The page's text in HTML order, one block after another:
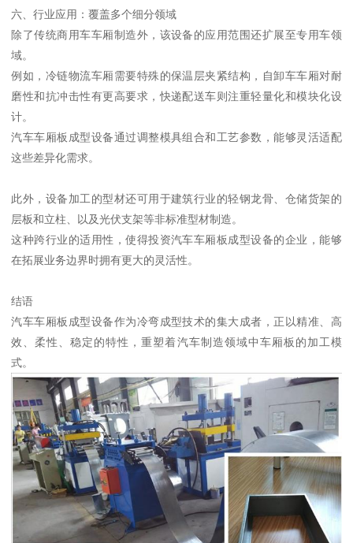
六、行业应用：覆盖多个细分领域
除了传统商用车车厢制造外，该设备的应用范围还扩展至专用车领
域。
例如，冷链物流车厢需要特殊的保温层夹紧结构，自卸车车厢对耐
磨性和抗冲击性有更高要求，快递配送车则注重轻量化和模块化设
计。
汽车车厢板成型设备通过调整模具组合和工艺参数，能够灵活适配
这些差异化需求。
此外，设备加工的型材还可用于建筑行业的轻钢龙骨、仓储货架的
层板和立柱、以及光伏支架等非标准型材制造。
这种跨行业的适用性，使得投资汽车车厢板成型设备的企业，能够
在拓展业务边界时拥有更大的灵活性。
结语
汽车车厢板成型设备作为冷弯成型技术的集大成者，正以精准、高
效、柔性、稳定的特性，重塑着汽车制造领域中车厢板的加工模
式。